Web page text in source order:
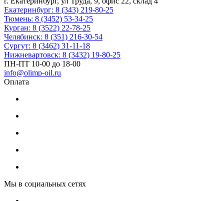
Екатеринбург: 8 (343) 219-80-25
Тюмень: 8 (3452) 53-34-25
Курган: 8 (3522) 22-78-25
Челябинск: 8 (351) 216-30-54
Сургут: 8 (3462) 31-11-18
Нижневартовск: 8 (3432) 19-80-25
ПН-ПТ 10-00 до 18-00
info@olimp-oil.ru
Оплата
Мы в социальных сетях